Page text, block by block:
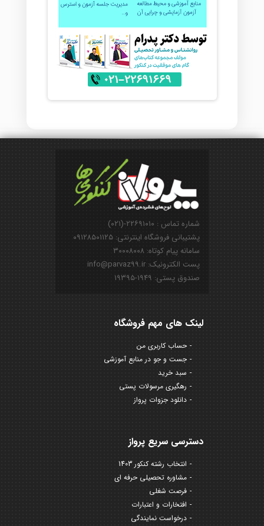
شماره تماس : ۲۲۶۹۱۰۱۰-(۰۲۱)
پشتیبانی فروشگاه اینترنتی: ۰۹۱۲۸۵۰۱۱۲۵
سامانه پیام کوتاه: ۳۰۰۰۸۰۰۸
پست الکترونیک: info@parvaz99.ir
صندوق پستی: ۱۹۴۹-۱۹۳۹۵
لینک های مهم فروشگاه
حساب کاربری من
جست و جو در منابع آموزشی
سبد خرید
رهگیری مرسولات پستی
دانلود جزوات پرواز
دسترسی سریع پرواز
انتخاب رشته کنکور 1403
مشاوره تحصیلی حرفه ای
فرصت شغلی
افتخارات و اعتبارات
درخواست نمایندگی